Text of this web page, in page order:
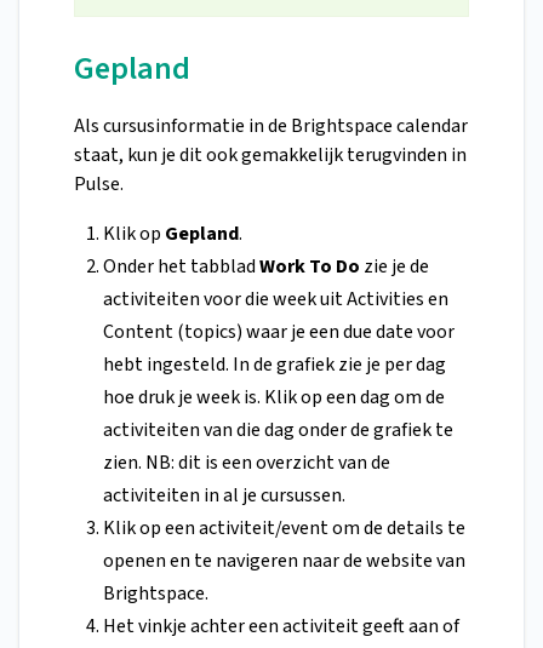
Gepland
Als cursusinformatie in de Brightspace calendar
staat, kun je dit ook gemakkelijk terugvinden in
Pulse.
Klik op Gepland.
Onder het tabbladWork To Do zie je de
activiteiten voor die week uit Activities en
Content (topics) waar je een due date voor
hebt ingesteld. In de grafiek zie je per dag
hoe druk je week is. Klik op een dag om de
activiteiten van die dag onder de grafiek te
zien. NB: dit is een overzicht van de
activiteiten in al je cursussen.
Klik op een activiteit/event om de details te
openen en te navigeren naar de website van
Brightspace.
Het vinkje achter een activiteit geeft aan of